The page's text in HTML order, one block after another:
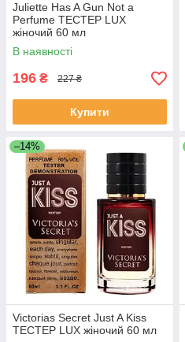
Juliette Has A Gun Not a
Perfume ТЕСТЕР LUX
жіночий 60 мл
В наявності
196 ₴ 227 ₴
Купити
–14%
Victorias Secret Just A Kiss
ТЕСТЕР LUX жіночий 60 мл